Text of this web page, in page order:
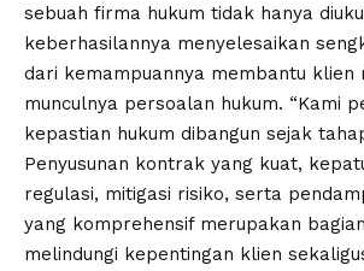
sebuah firma hukum tidak hanya
keberhasilannya menyelesaikan
dari kemampuannya membantu klien
munculnya persoalan hukum. “Kami
kepastian hukum dibangun sejak
Penyusunan kontrak yang kuat,
regulasi, mitigasi risiko, serta
yang komprehensif merupakan
melindungi kepentingan klien